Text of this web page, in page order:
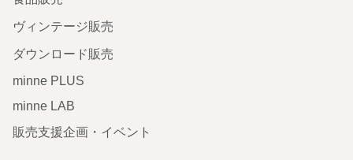
ヴィンテージ販売
ダウンロード販売
minne PLUS
minne LAB
販売支援企画・イベント